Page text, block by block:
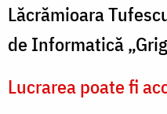
Lăcrămioara
de Informatică
Lucrarea poate fi